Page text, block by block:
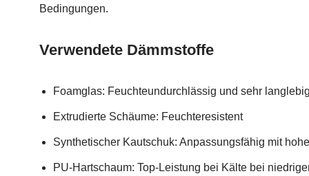
Bedingungen.
Verwendete Dämmstoffe
Foamglas: Feuchteundurchlässig und sehr
Extrudierte Schäume: Feuchteresistent
Synthetischer Kautschuk: Anpassungsfähig mit
PU-Hartschaum: Top-Leistung bei Kälte bei